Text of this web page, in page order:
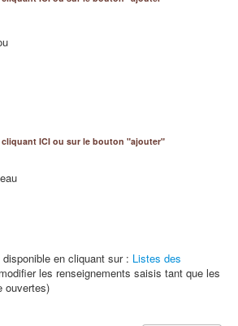
ICI ou sur le bouton "ajouter"
en cliquant sur : Listes des
les renseignements saisis tant que les
ouvertes)